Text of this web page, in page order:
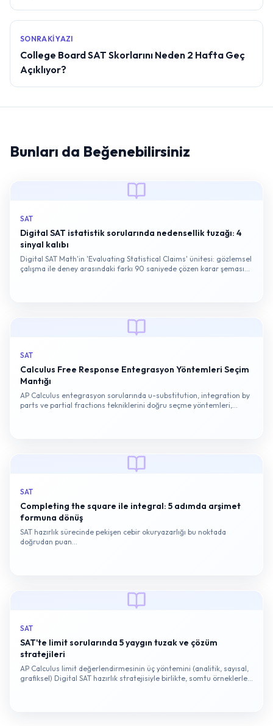
SONRAKI YAZI
College Board SAT Skorlarını Neden 2 Hafta Geç
Açıklıyor?
Bunları da Beğenebilirsiniz
SAT
Digital SAT istatistik sorularında nedensellik tuzağı: 4
sinyal kalıbı
Digital SAT Math'in 'Evaluating Statistical Claims' ünitesi: gözlemsel
çalışma ile deney arasındaki farkı 90 saniyede çözen karar şeması
SAT
Calculus Free Response Entegrasyon Yöntemleri Seçim
Mantığı
AP Calculus entegrasyon sorularında u-substitution, integration by
parts ve partial fractions tekniklerini doğru seçme yöntemleri,
SAT
Completing the square ile integral: 5 adımda arşimet
formuna dönüş
SAT hazırlık sürecinde pekişen cebir okuryazarlığı bu noktada
doğrudan puan…
SAT
SAT'te limit sorularında 5 yaygın tuzak ve çözüm
stratejileri
AP Calculus limit değerlendirmesinin üç yöntemini (analitik, sayısal,
grafiksel) Digital SAT hazırlık stratejisiyle birlikte, somtu örneklerle